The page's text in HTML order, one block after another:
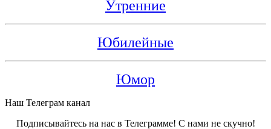
Утренние
Юбилейные
Юмор
Наш Телеграм канал
Подписывайтесь на нас в Телеграмме! С нами не скучно!